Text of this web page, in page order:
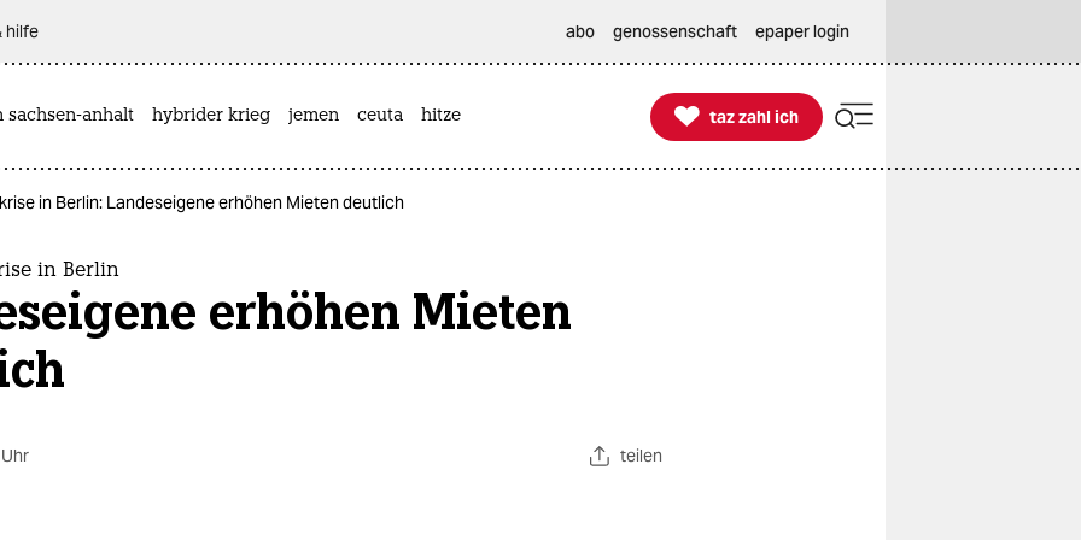
hilfe abo genossenschaft epaper login
sachsen-anhalt hybrider krieg jemen ceuta hitze 
taz zahl ich
taz zahl ich
in Berlin: Landeseigene erhöhen Mieten deutlich
in Berlin
erhöhen Mieten
teilen